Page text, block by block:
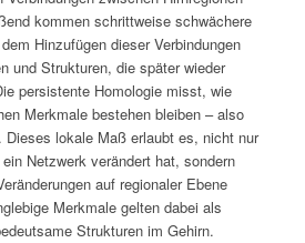
kommen schrittweise schwächere
Hinzufügen dieser Verbindungen
und Strukturen, die später wieder
persistente Homologie misst, wie
Merkmale bestehen bleiben – also
Dieses lokale Maß erlaubt es, nicht nur
Netzwerk verändert hat, sondern
auf regionaler Ebene
Merkmale gelten dabei als
Strukturen im Gehirn.